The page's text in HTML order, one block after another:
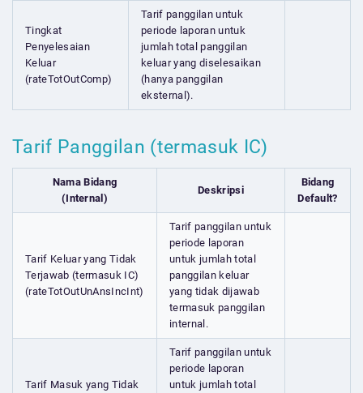
Tingkat
Penyelesaian
Keluar
(rateTotOutComp)
Tarif panggilan untuk
periode laporan untuk
jumlah total panggilan
keluar yang diselesaikan
(hanya panggilan
eksternal).
Tarif Panggilan (termasuk IC)
Nama Bidang
(Internal)
Deskripsi
Bidang
Default?
Tarif Keluar yang Tidak
Terjawab (termasuk IC)
(rateTotOutUnAnsIncInt)
Tarif panggilan untuk
periode laporan
untuk jumlah total
panggilan keluar
yang tidak dijawab
termasuk panggilan
internal.
Tarif Masuk yang Tidak
Tarif panggilan untuk
periode laporan
untuk jumlah total